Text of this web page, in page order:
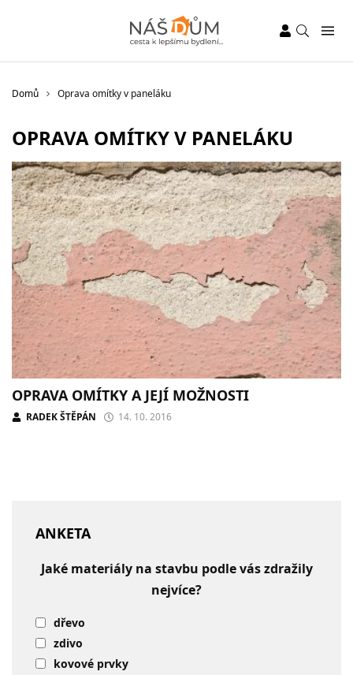
Domů Oprava omítky v paneláku
OPRAVA OMÍTKY V PANELÁKU
OPRAVA OMÍTKY A JEJÍ MOŽNOSTI
RADEK ŠTĚPÁN 14. 10. 2016
ANKETA
Jaké materiály na stavbu podle vás zdražily
nejvíce?
dřevo
zdivo
kovové prvky